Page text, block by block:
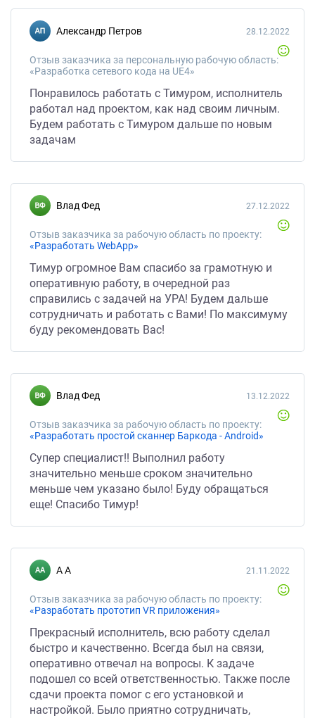
Александр Петров
Отзыв заказчика за персональную рабочую область:
«Разработка сетевого кода на UE4»
28.12.2022
Понравилось работать с Тимуром, исполнитель
работал над проектом, как над своим личным.
Будем работать с Тимуром дальше по новым
задачам
Влад Фед
Отзыв заказчика за рабочую область по проекту:
«Разработать WebApp»
27.12.2022
Тимур огромное Вам спасибо за грамотную и
оперативную работу, в очередной раз
справились с задачей на УРА! Будем дальше
сотрудничать и работать с Вами! По максимуму
буду рекомендовать Вас!
Влад Фед
Отзыв заказчика за рабочую область по проекту:
«Разработать простой сканнер Баркода - Android»
13.12.2022
Супер специалист!! Выполнил работу
значительно меньше сроком значительно
меньше чем указано было! Буду обращаться
еще! Спасибо Тимур!
А А
Отзыв заказчика за рабочую область по проекту:
«Разработать прототип VR приложения»
21.11.2022
Прекрасный исполнитель, всю работу сделал
быстро и качественно. Всегда был на связи,
оперативно отвечал на вопросы. К задаче
подошел со всей ответственностью. Также после
сдачи проекта помог с его установкой и
настройкой. Было приятно сотрудничать,